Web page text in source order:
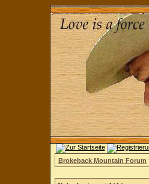
Brokeback Mountain Forum